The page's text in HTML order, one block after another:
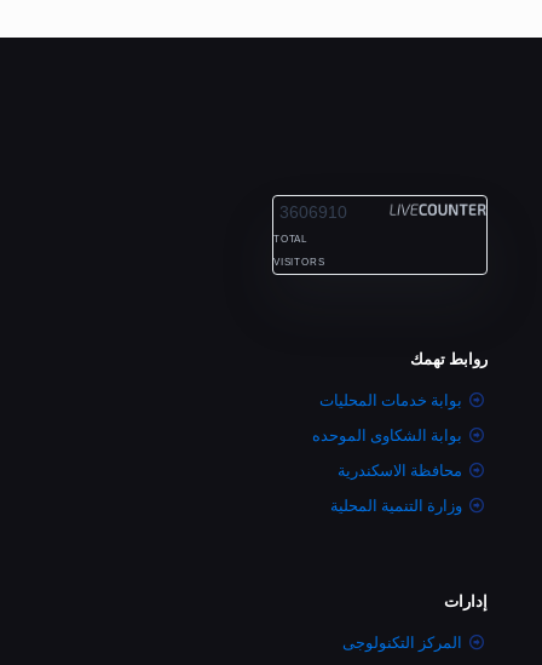
3606910
TOTAL
VISITORS
روابط تهمك
بوابة خدمات المحليات
بوابة الشكاوى الموحده
محافظة الاسكندرية
وزارة التنمية المحلية
إدارات
المركز التكنولوجى